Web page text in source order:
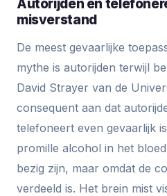
Autorijden en
misverstand
De meest gevaarlijke
mythe is autorijden terwijl
David Strayer van de
consequent aan dat
telefoneert even gevaarlijk
promille alcohol in het
bezig zijn, maar omdat de
verdeeld is. Het brein mist